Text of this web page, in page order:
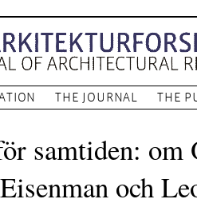
THE JOURNAL THE
samtiden: om
och